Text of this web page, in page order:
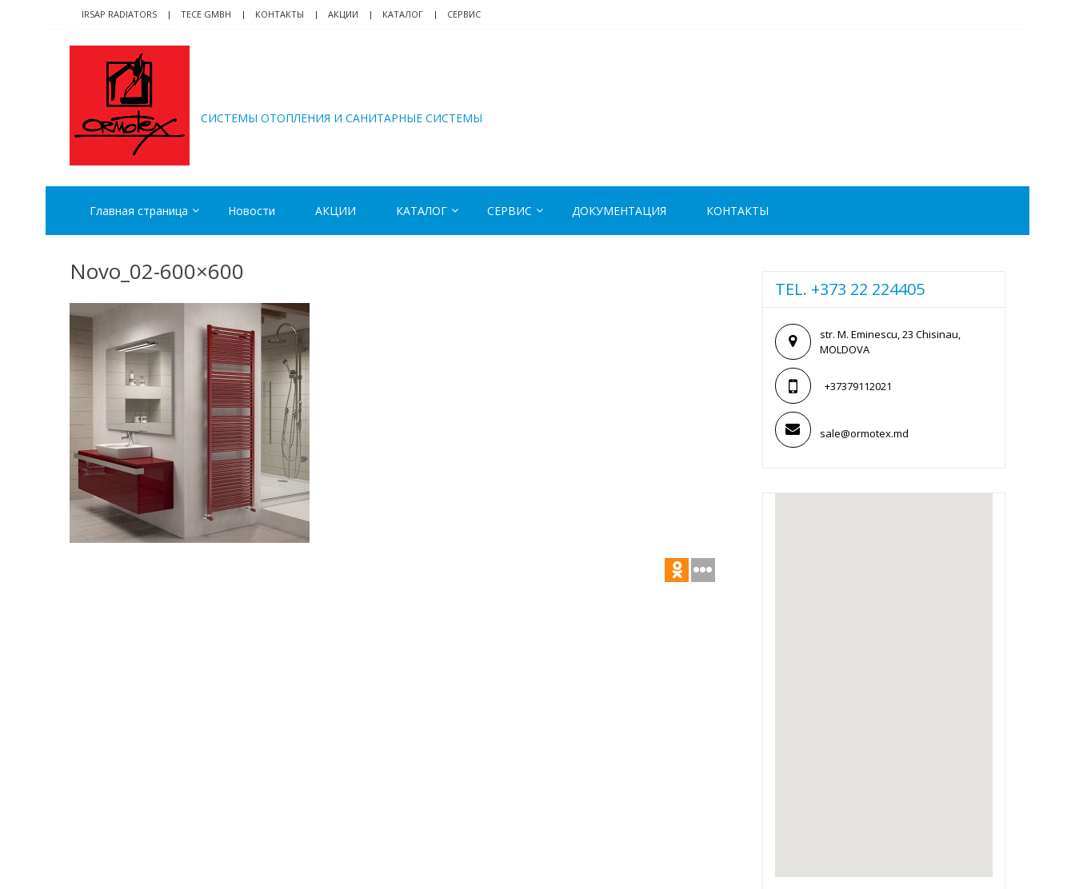
navigation
content
IRSAP RADIATORS TECE GMBH КОНТАКТЫ АКЦИИ КАТАЛОГ СЕРВИС
CИСТЕМЫ ОТОПЛЕНИЯ И САНИТАРНЫЕ СИСТЕМЫ
Главная страница Новости АКЦИИ КАТАЛОГ СЕРВИС ДОКУМЕНТАЦИЯ КОНТАКТЫ
Novo_02-600×600
TEL. +373 22 224405
str. M. Eminescu, 23 Chisinau,
MOLDOVA
+37379112021
sale@ormotex.md